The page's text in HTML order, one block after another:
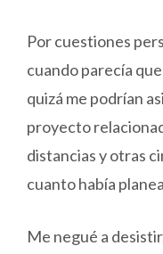
Por cuestiones
cuando parecía
quizá me podrían
proyecto
distancias y otras
cuanto había
Me negué a